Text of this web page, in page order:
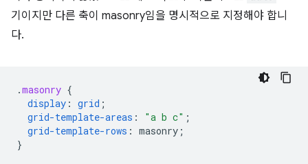
기이지만 다른 축이 masonry임을 명시적으로 지정해야 합니
다.
.masonry {
display : grid ;
grid-template-areas : "a b c" ;
grid-template-rows : masonry ;
}